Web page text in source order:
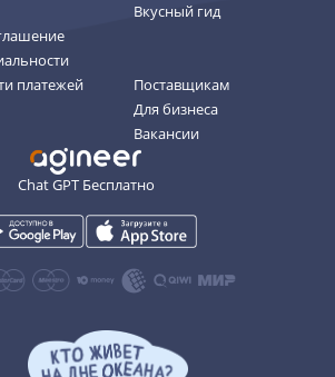
платежей
Вкусный гид
Поставщикам
Для бизнеса
Вакансии
Chat GPT Бесплатно